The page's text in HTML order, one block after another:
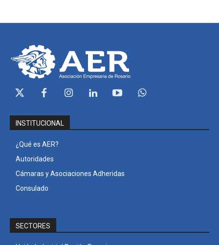
INSTITUCIONAL
¿Qué es AER?
Autoridades
Cámaras y Asociaciones Adheridas
Consulado
SECTORES